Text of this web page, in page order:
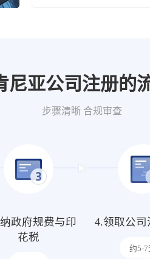
尼亚公司注册的
步骤清晰 合规审查
政府规费与印
花税
4.领取公司
约5-7